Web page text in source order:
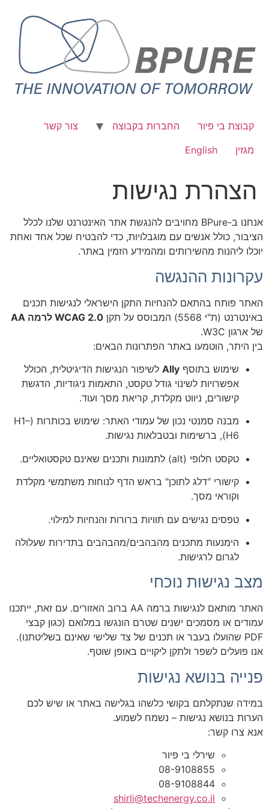
קבוצת בי פיור החברות בקבוצה
צור קשר
מגזין
English
הצהרת נגישות
אנחנו ב-BPure מחויבים להנגשת אתר האינטרנט שלנו לכלל
הציבור, כולל אנשים עם מוגבלויות, כדי להבטיח שכל אחד ואחת
יוכלו ליהנות מהשירותים ומהמידע הזמין באתר.
עקרונות ההנגשה
האתר פותח בהתאם להנחיות התקן הישראלי לנגישות תכנים
באינטרנט (ת"י 5568) המבוסס על תקן
WCAG 2.0 לרמה AA
של ארגון W3C.
בין היתר, הוטמעו באתר הפתרונות הבאים:
שימוש בתוסף Ally לשיפור הנגישות הדיגיטלית, הכולל
אפשרויות לשינוי גודל טקסט, התאמות ניגודיות, הדגשת
קישורים, ניווט מקלדת, קריאת מסך ועוד.
מבנה סמנטי נכון של עמודי האתר: שימוש בכותרות (H1–
H6), ברשימות ובטבלאות נגישות.
טקסט חלופי (alt) לתמונות ותכנים שאינם טקסטואליים.
קישורי "דלג לתוכן" בראש הדף לנוחות משתמשי מקלדת
וקוראי מסך.
טפסים נגישים עם תוויות ברורות והנחיות למילוי.
הימנעות מתכנים מהבהבים/מהבהבים בתדירות שעלולה
לגרום לרגישות.
מצב נגישות נוכחי
האתר מותאם לנגישות ברמה AA ברוב האזורים. עם זאת, ייתכנו
עמודים או מסמכים ישנים שטרם הונגשו במלואם (כגון קבצי
PDF שהועלו בעבר או תכנים של צד שלישי שאינם בשליטתנו).
אנו פועלים לשפר ולתקן ליקויים באופן שוטף.
פנייה בנושא נגישות
במידה שנתקלתם בקושי כלשהו בגלישה באתר או שיש לכם
הערות בנושא נגישות – נשמח לשמוע.
אנא צרו קשר:
שירלי בי פיור
08-9108855
08-9108844
shirli@techenergy.co.il